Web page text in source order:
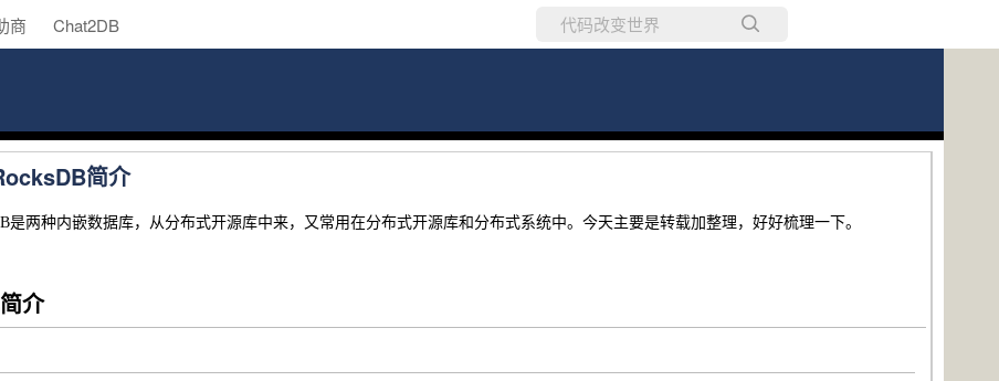
商 Chat2DB
简介
是两种内嵌数据库，从分布式开源库中来，又常用在分布式开源库和分布式系统中。今天主要是转载加整理，好好梳理一下。
介